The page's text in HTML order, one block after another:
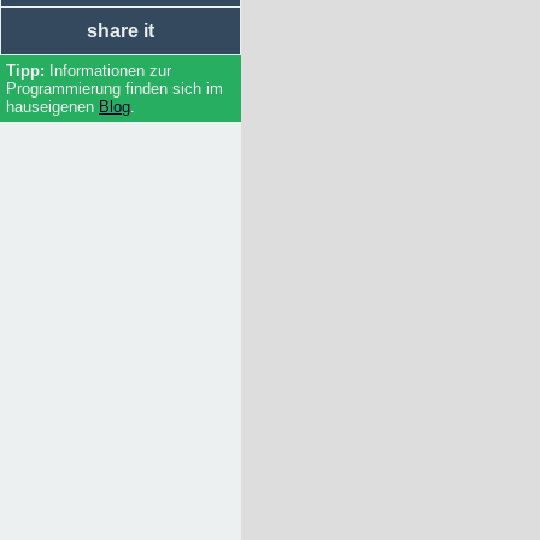
share it
Informationen zur
Programmierung finden sich im
hauseigenen Blog